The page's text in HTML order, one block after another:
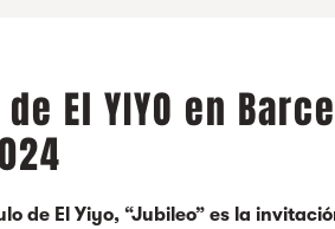
El YIYO en
de El Yiyo, “Jubileo” es la